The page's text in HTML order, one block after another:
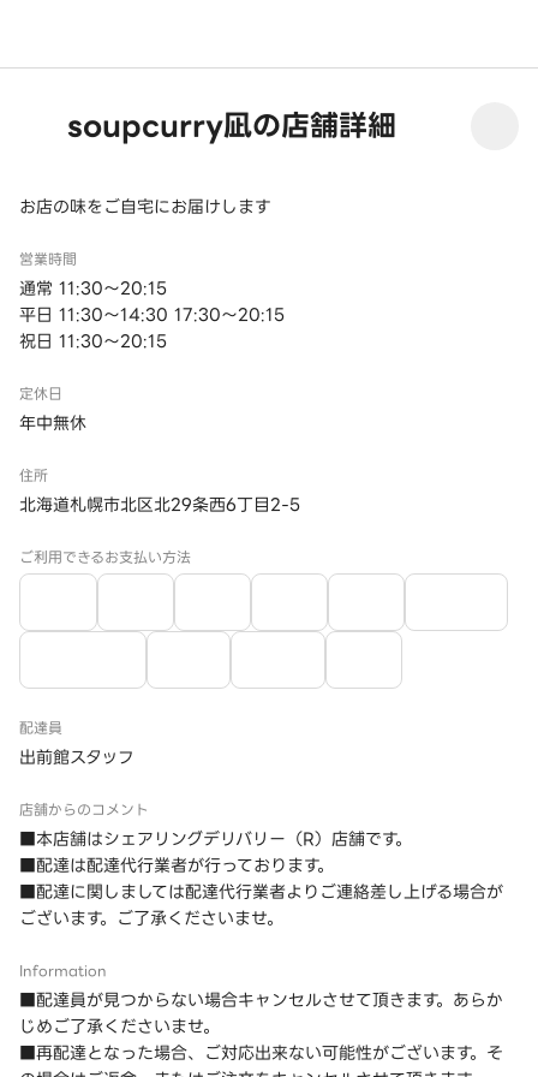
soupcurry凪の店舗詳細
お店の味をご自宅にお届けします
営業時間
通常 11:30～20:15
平日 11:30～14:30 17:30～20:15
祝日 11:30～20:15
定休日
年中無休
住所
北海道札幌市北区北29条西6丁目2-5
ご利用できるお支払い方法
配達員
出前館スタッフ
店舗からのコメント
■本店舗はシェアリングデリバリー（R）店舗です。
■配達は配達代行業者が行っております。
■配達に関しましては配達代行業者よりご連絡差し上げる場合が
ございます。ご了承くださいませ。
Information
■配達員が見つからない場合キャンセルさせて頂きます。あらか
じめご了承くださいませ。
■再配達となった場合、ご対応出来ない可能性がございます。そ